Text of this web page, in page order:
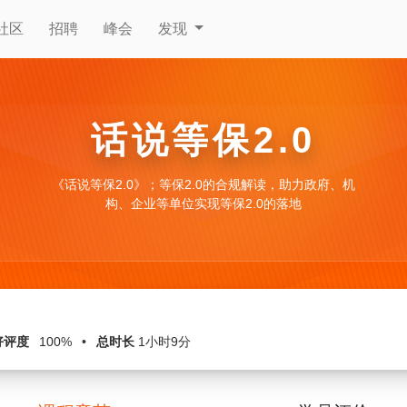
区 招聘 峰会 发现
话说等保2.0
《话说等保2.0》；等保2.0的合规解读，助力政府、机
构、企业等单位实现等保2.0的落地
评度 100% • 总时长 1小时9分